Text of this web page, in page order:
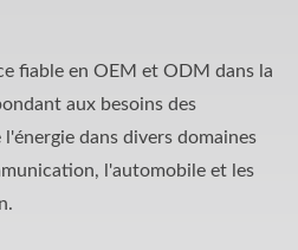
fiable en OEM et ODM dans la
aux besoins des
dans divers domaines
l'automobile et les